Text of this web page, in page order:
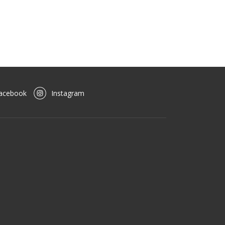
Instagram